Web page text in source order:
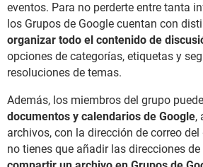
eventos. Para no perderte entre tanta
los Grupos de Google cuentan con
organizar todo el contenido de
opciones de categorías, etiquetas y
resoluciones de temas.
Además, los miembros del grupo
documentos y calendarios de Google,
archivos, con la dirección de correo
no tienes que añadir las direcciones